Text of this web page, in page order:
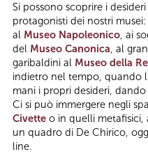
Si possono scoprire i
protagonisti dei nostri
al Museo Napoleonico, ai
del Museo Canonica, al
garibaldini al Museo della
indietro nel tempo, quando
mani i propri desideri,
Ci si può immergere negli
Civette o in quelli metafisici,
un quadro di De Chirico,
line.